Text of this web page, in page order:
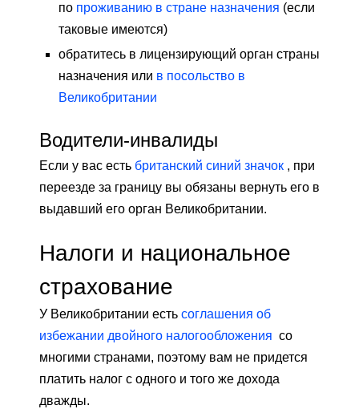
по проживанию в стране назначения (если
таковые имеются)
обратитесь в лицензирующий орган страны
назначения или в посольство в
Великобритании
Водители-инвалиды
Если у вас есть британский синий значок , при
переезде за границу вы обязаны вернуть его в
выдавший его орган Великобритании.
Налоги и национальное
страхование
У Великобритании есть соглашения об
избежании двойного налогообложения со
многими странами, поэтому вам не придется
платить налог с одного и того же дохода
дважды.